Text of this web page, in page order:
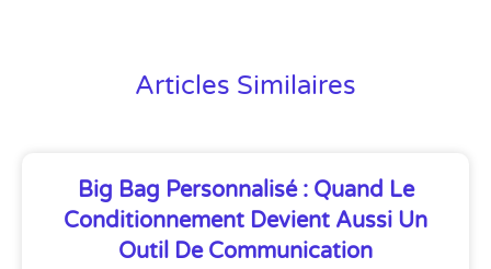
Articles Similaires
Big Bag Personnalisé : Quand Le
Conditionnement Devient Aussi Un
Outil De Communication